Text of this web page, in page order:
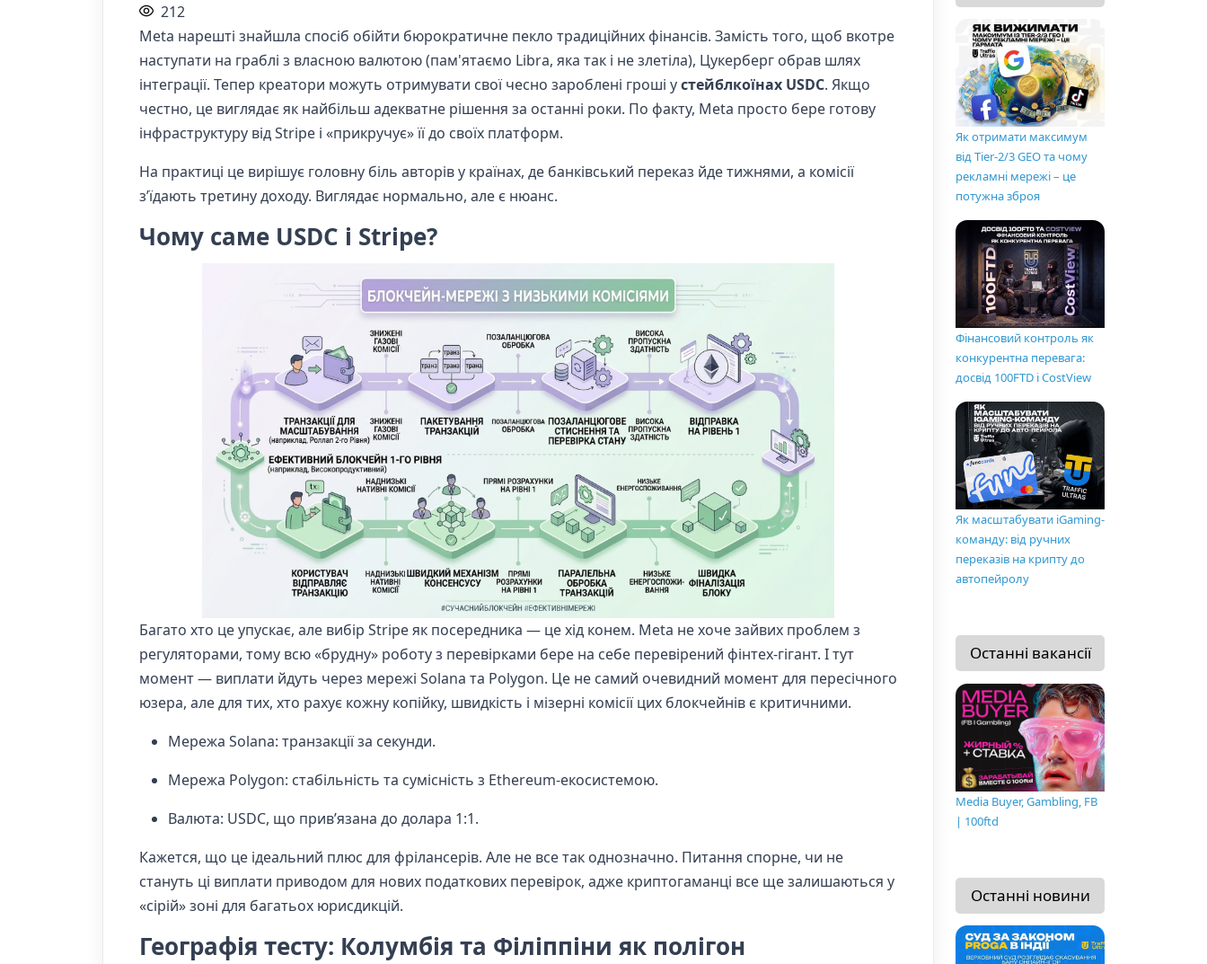
212
Meta нарешті знайшла спосіб обійти бюрократичне пекло традиційних фінансів. Замість того, щоб вкотре
наступати на граблі з власною валютою (пам'ятаємо Libra, яка так і не злетіла), Цукерберг обрав шлях
інтеграції. Тепер креатори можуть отримувати свої чесно зароблені гроші устейблкоїнах USDC. Якщо
честно, це виглядає як найбільш адекватне рішення за останні роки. По факту, Meta просто бере готову
інфраструктуру від Stripe і «прикручує» її до своїх платформ.
На практиці це вирішує головну біль авторів у країнах, де банківський переказ йде тижнями, а комісії
з’їдають третину доходу. Виглядає нормально, але є нюанс.
Чому саме USDC і Stripe?
Багато хто це упускає, але вибір Stripe як посередника — це хід конем. Meta не хоче зайвих проблем з
регуляторами, тому всю «брудну» роботу з перевірками бере на себе перевірений фінтех-гігант. І тут
момент — виплати йдуть через мережі Solana та Polygon. Це не самий очевидний момент для пересічного
юзера, але для тих, хто рахує кожну копійку, швидкість і мізерні комісії цих блокчейнів є критичними.
Мережа Solana: транзакції за секунди.
Мережа Polygon: стабільність та сумісність з Ethereum-екосистемою.
Валюта: USDC, що прив’язана до долара 1:1.
Кажется, що це ідеальний плюс для фрілансерів. Але не все так однозначно. Питання спорне, чи не
стануть ці виплати приводом для нових податкових перевірок, адже криптогаманці все ще залишаються у
«сірій» зоні для багатьох юрисдикцій.
Географія тесту: Колумбія та Філіппіни як полігон
Як отримати максимум
від Tier-2/3 GEO та чому
рекламні мережі – це
потужна зброя
Фінансовий контроль як
конкурентна перевага:
досвід 100FTD і CostView
Як масштабувати iGaming-
команду: від ручних
переказів на крипту до
автопейролу
Останні вакансії
Media Buyer, Gambling, FB
| 100ftd
Останні новини